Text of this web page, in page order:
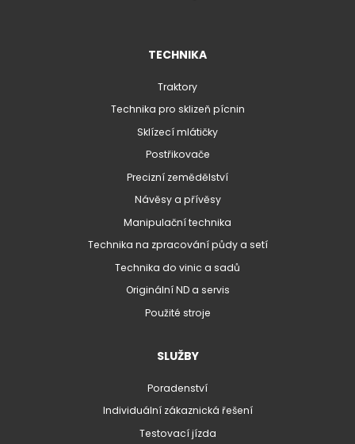
TECHNIKA
Traktory
Technika pro sklizeň pícnin
Sklízecí mlátičky
Postřikovače
Precizní zemědělství
Návěsy a přívěsy
Manipulační technika
Technika na zpracování půdy a setí
Technika do vinic a sadů
Originální ND a servis
Použité stroje
SLUŽBY
Poradenství
Individuální zákaznická řešení
Testovací jízda